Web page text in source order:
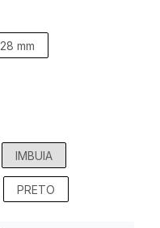
28 mm
IMBUIA
PRETO